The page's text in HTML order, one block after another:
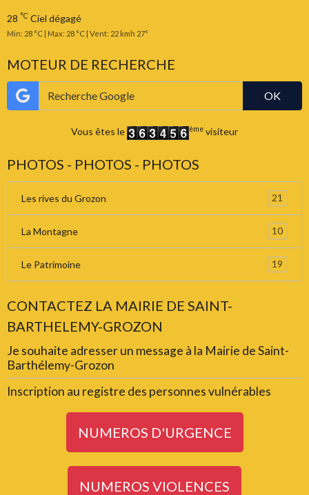
28 °C Ciel dégagé
Min: 28 °C | Max: 28 °C | Vent: 22 kmh 27°
MOTEUR DE RECHERCHE
OK
Vous êtes le ème visiteur
PHOTOS - PHOTOS - PHOTOS
Les rives du Grozon 21
La Montagne 10
Le Patrimoine 19
CONTACTEZ LA MAIRIE DE SAINT-
BARTHELEMY-GROZON
Je souhaite adresser un message à la Mairie de Saint-
Barthélemy-Grozon
Inscription au registre des personnes vulnérables
NUMEROS D'URGENCE
NUMEROS VIOLENCES